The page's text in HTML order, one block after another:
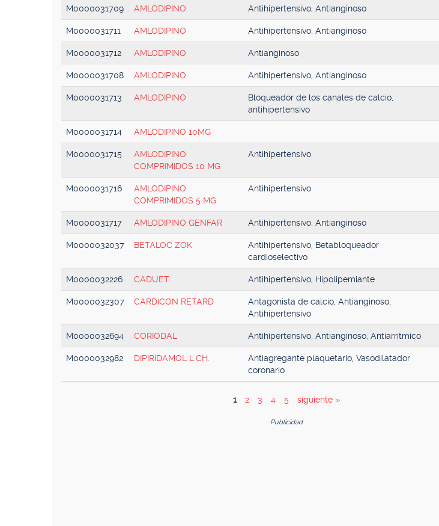
M0000031709 AMLODIPINO Antihipertensivo, Antianginoso
M0000031711 AMLODIPINO Antihipertensivo, Antianginoso
M0000031712 AMLODIPINO Antianginoso
M0000031708 AMLODIPINO Antihipertensivo, Antianginoso
M0000031713 AMLODIPINO
Bloqueador de los canales de calcio,
antihipertensivo
M0000031714 AMLODIPINO 10MG
M0000031715
AMLODIPINO
COMPRIMIDOS 10 MG
Antihipertensivo
M0000031716
AMLODIPINO
COMPRIMIDOS 5 MG
Antihipertensivo
M0000031717 AMLODIPINO GENFAR Antihipertensivo, Antianginoso
M0000032037 BETALOC ZOK
Antihipertensivo, Betabloqueador
cardioselectivo
M0000032226 CADUET Antihipertensivo, Hipolipemiante
M0000032307 CARDICON RETARD
Antagonista de calcio, Antianginoso,
Antihipertensivo
M0000032694 CORIODAL Antihipertensivo, Antianginoso, Antiarrítmico
M0000032982 DIPIRIDAMOL L.CH.
Antiagregante plaquetario, Vasodilatador
coronario
1 2 3 4 5 siguiente »
Publicidad